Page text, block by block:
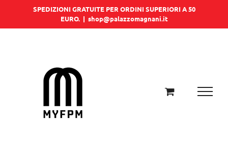
SPEDIZIONI GRATUITE PER ORDINI SUPERIORI A 50
EURO. | shop@palazzomagnani.it